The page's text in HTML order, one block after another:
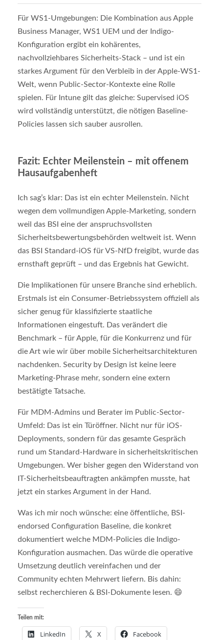
Für WS1-Umgebungen: Die Kombination aus Apple
Business Manager, WS1 UEM und der Indigo-
Konfiguration ergibt ein kohärentes,
nachvollziehbares Sicherheits-Stack – und ist ein
starkes Argument für den Verbleib in der Apple-WS1-
Welt, wenn Public-Sector-Kontexte eine Rolle
spielen. Für Intune gilt das gleiche: Supervised iOS
wird vollständig unterstützt, die nötigen Baseline-
Policies lassen sich sauber ausrollen.
Fazit: Echter Meilenstein – mit offenem
Hausaufgabenheft
Ich sag’s klar: Das ist ein echter Meilenstein. Nicht
wegen dem vollmundigen Apple-Marketing, sondern
weil das BSI eine der anspruchsvollsten
Sicherheitsbewertungsbehörden weltweit ist. Wenn
das BSI Standard-iOS für VS-NfD freigibt, wurde das
ernsthaft geprüft – und das Ergebnis hat Gewicht.
Die Implikationen für unsere Branche sind erheblich.
Erstmals ist ein Consumer-Betriebssystem offiziell als
sicher genug für klassifizierte staatliche
Informationen eingestuft. Das verändert die
Benchmark – für Apple, für die Konkurrenz und für
die Art wie wir über mobile Sicherheitsarchitekturen
nachdenken. Security by Design ist keine leere
Marketing-Phrase mehr, sondern eine extern
bestätigte Tatsache.
Für MDM-Admins und Berater im Public-Sector-
Umfeld: Das ist ein Türöffner. Nicht nur für iOS-
Deployments, sondern für das gesamte Gespräch
rund um Standard-Hardware in sicherheitskritischen
Umgebungen. Wer bisher gegen den Widerstand von
IT-Sicherheitsbeauftragten ankämpfen musste, hat
jetzt ein starkes Argument in der Hand.
Was ich mir noch wünsche: eine öffentliche, BSI-
endorsed Configuration Baseline, die konkret
dokumentiert welche MDM-Policies die Indigo-
Konfiguration ausmachen. Das würde die operative
Umsetzung deutlich vereinfachen und der
Community echten Mehrwert liefern. Bis dahin:
selbst recherchieren & BSI-Dokumente lesen. 😄
Teilen mit:
LinkedIn X Facebook